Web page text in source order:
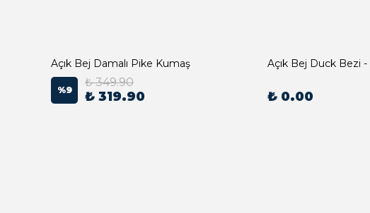
Açık Bej Damalı Pike Kumaş
%9
₺ 349.90
₺ 319.90 ₺ 0.00